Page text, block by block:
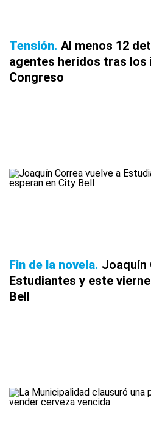
Tensión Al menos 12
agentes heridos tras los
Congreso
Fin de la novela Joaquín
Estudiantes y este
Bell